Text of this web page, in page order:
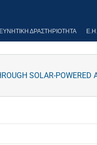
ΔΡΑΣΤΗΡΙΌΤΗΤΑ
SOLAR-POWERED